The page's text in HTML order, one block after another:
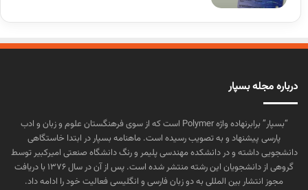
درباره مجله بسپار
“بسپار” برابرنهاده واژه Polymer است که از سوی فرهنگستان علوم و زبان و ادب
پارسی پیشنهاد و به تصویب رسیده است. ماهنامه بسپار در ابتدا خاستگاهی
دانشجویی داشته و در دانشکده مهندسی پلیمر و رنگ دانشگاه صنعتی امیرکبیر توسط
گروهی از دانشجویان این رشته منتشر شده است. پس از آن در سال ۱۳۷۶ با دریافت
مجوز انتشار بین المللی به دو زبان فارسی و انگلیسی فعالیت خود را ادامه داد.